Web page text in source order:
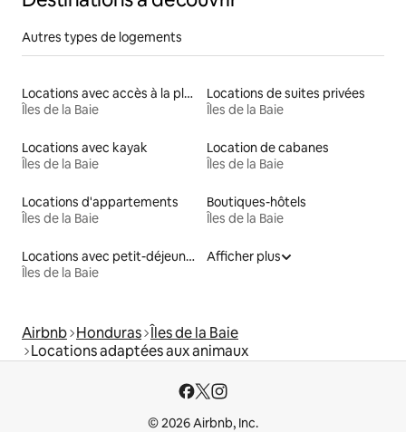
Autres types de logements
Locations avec accès à la plage
Îles de la Baie
Locations de suites privées
Îles de la Baie
Locations avec kayak
Îles de la Baie
Location de cabanes
Îles de la Baie
Locations d'appartements
Îles de la Baie
Boutiques-hôtels
Îles de la Baie
Locations avec petit-déjeuner
Îles de la Baie
Afficher plus
Airbnb Honduras Îles de la Baie
Locations adaptées aux animaux
© 2026 Airbnb, Inc.